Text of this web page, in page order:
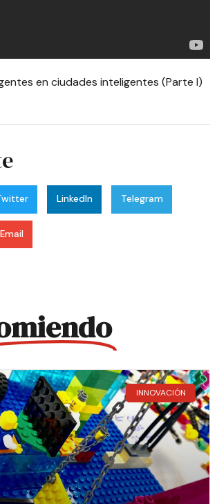
en ciudades inteligentes (Parte I)
LinkedIn Telegram
Email
INNOVACIÓN